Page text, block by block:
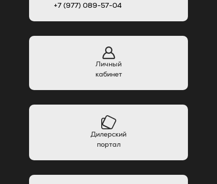
+7 (977) 089-57-04
Личный
кабинет
Дилерский
портал